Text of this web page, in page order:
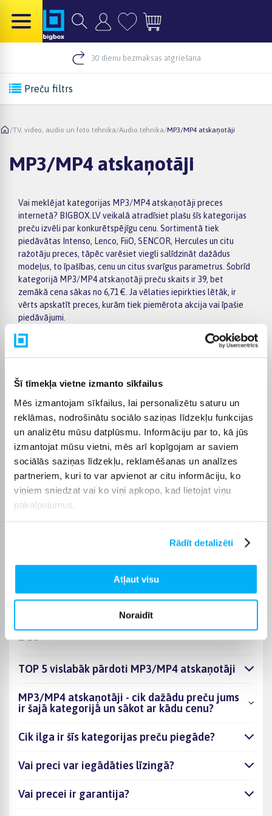
Šī tīmekļa vietne izmanto sīkfailus
Mēs izmantojam sīkfailus, lai personalizētu saturu un
reklāmas, nodrošinātu sociālo saziņas līdzekļu funkcijas
un analizētu mūsu datplūsmu. Informāciju par to, kā jūs
izmantojat mūsu vietni, mēs arī kopīgojam ar saviem
sociālās saziņas līdzekļu, reklamēšanas un analīzes
partneriem, kuri to var apvienot ar citu informāciju, ko
viņiem sniedzat vai ko viņi apkopo, kad lietojat viņu
pakalpojumus.
Rādīt detalizēti
Atļaut visu
Noraidīt
30 dienu bezmaksas atgriešana
Preču filtrs
/TV, video, audio un foto tehnika/Audio tehnika/MP3/MP4 atskaņotāji
MP3/MP4 atskaņotāji
Vai meklējat kategorijas MP3/MP4 atskaņotāji preces
internetā? BIGBOX.LV veikalā atradīsiet plašu šīs kategorijas
preču izvēli par konkurētspējīgu cenu. Sortimentā tiek
piedāvātas Intenso, Lenco, FiiO, SENCOR, Hercules un citu
ražotāju preces, tāpēc varēsiet viegli salīdzināt dažādus
modeļus, to īpašības, cenu un citus svarīgus parametrus. Šobrīd
kategorijā MP3/MP4 atskaņotāji preču skaits ir 39, bet
zemākā cena sākas no 6,71 €. Ja vēlaties iepirkties lētāk, ir
vērts apskatīt preces, kurām tiek piemērota akcija vai īpašie
piedāvājumi.
BIGBOX.LV palīdz ātri atrast piemērotāko izvēli: kreisajā pusē
esošie filtri ļauj atlasīt kategorijas MP3/MP4 atskaņotāji
kritērijiem. Preču sarakstā varat ātri salīdzināt piedāvājumus,
bet konkrētās preces lapā atradīsiet plašāku informāciju par
tehniskajiem datiem, piegādes termiņu, apmaksas iespējām un
pirkuma nosacījumiem. Tas palīdz ērtāk pieņemt lēmumu un
pasūtīt izvēlēto preci internetā.
BIGBOX.LV piedāvā iespēju par pirkumu norēķināties 6
vienādos maksājumos, tāpēc izvēlēto preci var iegādāties
ērtāk, sadalot maksājumu vairākās daļās. Piegāde tiek
nodrošināta visā Latvijā: uz pakomātiem no 2,99 €, bet
pasūtījumiem virs 499 € piegāde uz pakomātu ir bez maksas;
kurjera piegāde maksā no 3,99 €. Precīzs katras preces
Izvēlēto preci no kategorijas MP3/MP4 atskaņotāji
TOP 5 vislabāk pārdoti MP3/MP4 atskaņotāji
MP3/MP4 atskaņotāji - cik dažādu preču jums
ir šajā kategorijā un sākot ar kādu cenu?
Cik ilga ir šīs kategorijas preču piegāde?
Vai preci var iegādāties līzingā?
Vai precei ir garantija?